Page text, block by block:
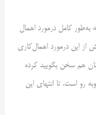
به‌طور کامل درمورد اهمال
این درمورد اهمال‌کاری
هم سخن بگویید کرده
رو است، تا انتهای این